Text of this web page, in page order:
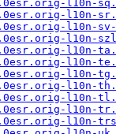
l10n-
l10n-
l10n-
l10n-
l10n-
l10n-
l10n-
l10n-
l10n-
l10n-
l10n-